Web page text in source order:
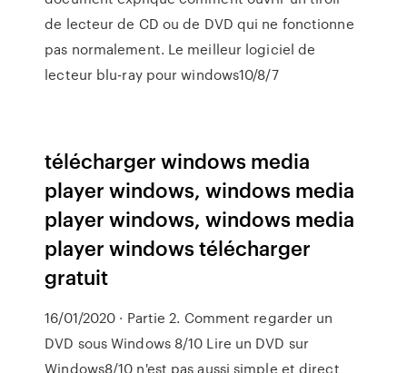
de lecteur de CD ou de DVD qui ne fonctionne
pas normalement. Le meilleur logiciel de
lecteur blu-ray pour windows10/8/7
télécharger windows media
player windows, windows media
player windows, windows media
player windows télécharger
gratuit
16/01/2020 · Partie 2. Comment regarder un
DVD sous Windows 8/10 Lire un DVD sur
Windows8/10 n'est pas aussi simple et direct